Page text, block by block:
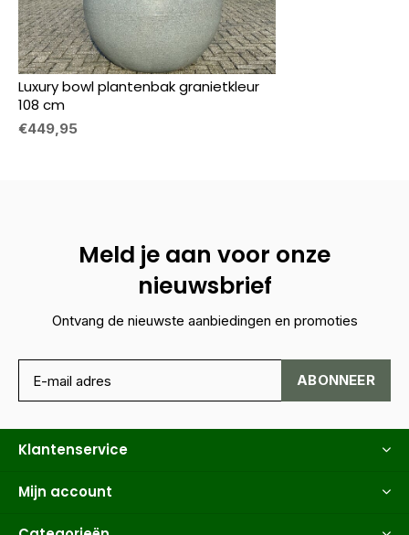
Luxury bowl plantenbak granietkleur
108 cm
€449,95
Meld je aan voor onze
nieuwsbrief
Ontvang de nieuwste aanbiedingen en promoties
ABONNEER
Klantenservice
Mijn account